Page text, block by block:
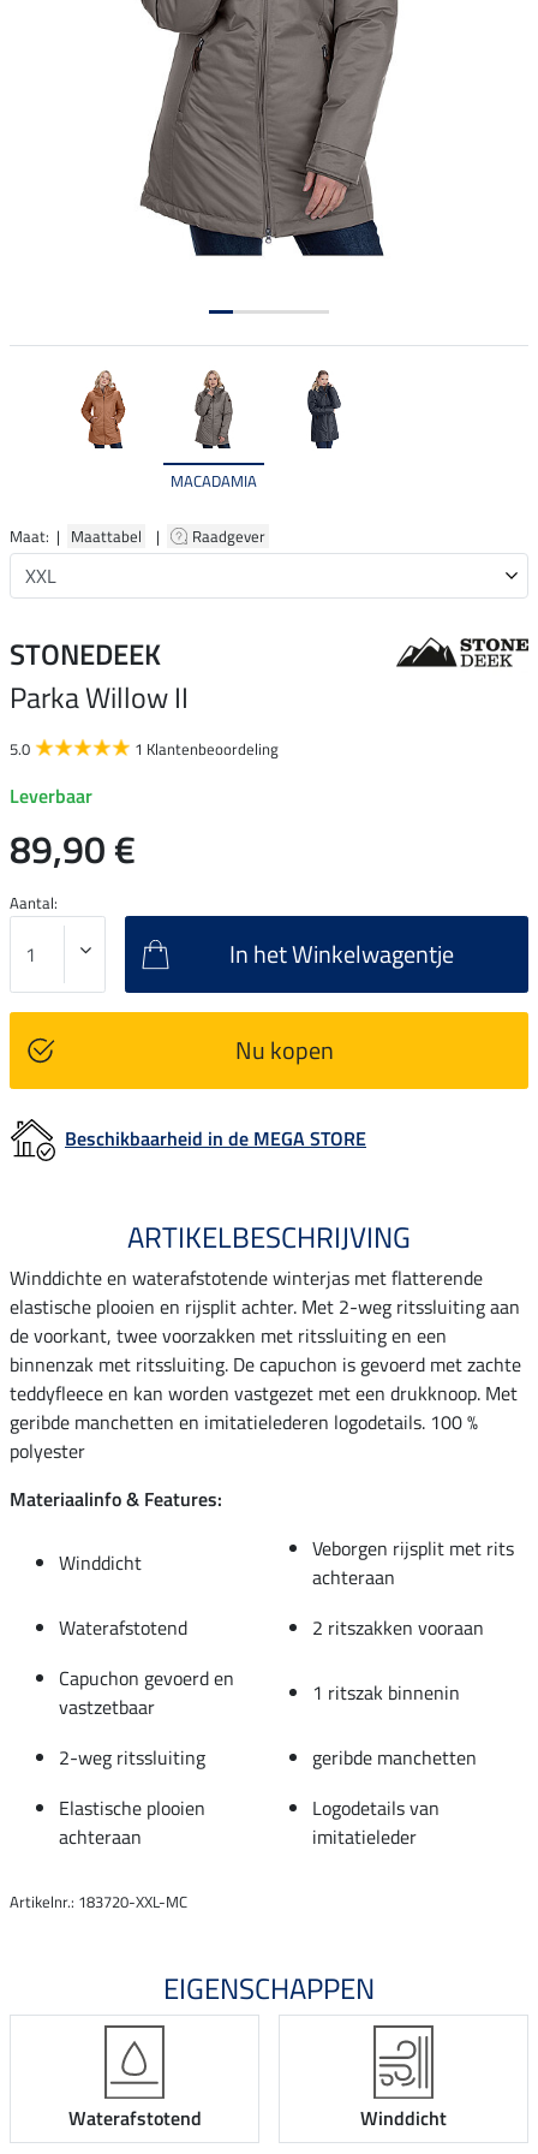
MACADAMIA
Maat: | Maattabel | Raadgever
STONEDEEK
Parka Willow II
5.0 1 Klantenbeoordeling
Leverbaar
89,90 €
Aantal:
In het Winkelwagentje
Nu kopen
Beschikbaarheid in de MEGA STORE
ARTIKELBESCHRIJVING
Winddichte en waterafstotende winterjas met flatterende
elastische plooien en rijsplit achter. Met 2-weg ritssluiting aan
de voorkant, twee voorzakken met ritssluiting en een
binnenzak met ritssluiting. De capuchon is gevoerd met zachte
teddyfleece en kan worden vastgezet met een drukknoop. Met
geribde manchetten en imitatielederen logodetails. 100 %
polyester
Materiaalinfo & Features:
Winddicht
Veborgen rijsplit met rits
achteraan
Waterafstotend
2 ritszakken vooraan
Capuchon gevoerd en
vastzetbaar
1 ritszak binnenin
2-weg ritssluiting
geribde manchetten
Elastische plooien
achteraan
Logodetails van
imitatieleder
Artikelnr.: 183720-XXL-MC
EIGENSCHAPPEN
Waterafstotend Winddicht